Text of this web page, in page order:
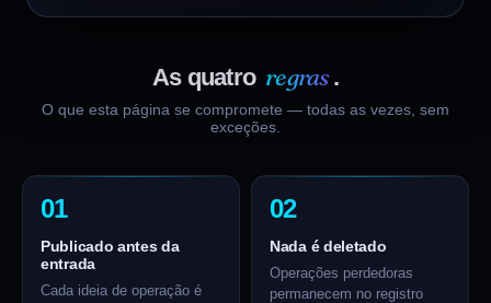
As quatro regras .
O que esta página se compromete — todas as vezes, sem
exceções.
01
Publicado antes da
entrada
Cada ideia de operação é
02
Nada é deletado
Operações perdedoras
permanecem no registro